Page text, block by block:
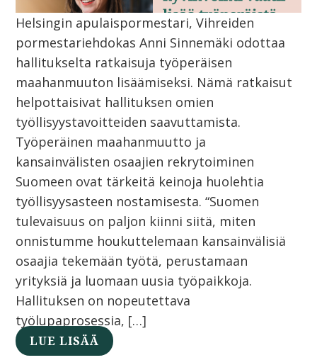
Helsingin apulaispormestari, Vihreiden
pormestariehdokas Anni Sinnemäki odottaa
hallitukselta ratkaisuja työperäisen
maahanmuuton lisäämiseksi. Nämä ratkaisut
helpottaisivat hallituksen omien
työllisyystavoitteiden saavuttamista.
Työperäinen maahanmuutto ja
kansainvälisten osaajien rekrytoiminen
Suomeen ovat tärkeitä keinoja huolehtia
työllisyysasteen nostamisesta. “Suomen
tulevaisuus on paljon kiinni siitä, miten
onnistumme houkuttelemaan kansainvälisiä
osaajia tekemään työtä, perustamaan
yrityksiä ja luomaan uusia työpaikkoja.
Hallituksen on nopeutettava
työlupaprosessia, […]
LUE LISÄÄ